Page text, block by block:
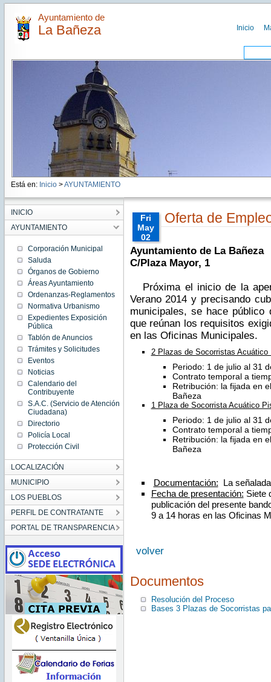
Ayuntamiento de
La Bañeza Inicio
Está en: Inicio >AYUNTAMIENTO
INICIO
AYUNTAMIENTO
Corporación Municipal
Saluda
Órganos de Gobierno
Áreas Ayuntamiento
Ordenanzas-Reglamentos
Normativa Urbanismo
Expedientes Exposición
Pública
Tablón de Anuncios
Trámites y Solicitudes
Eventos
Noticias
Calendario del
Contribuyente
S.A.C. (Servicio de Atención
Ciudadana)
Directorio
Policía Local
Protección Civil
LOCALIZACIÓN
MUNICIPIO
LOS PUEBLOS
PERFIL DE CONTRATANTE
PORTAL DE TRANSPARENCIA
Fri
May
02
00:00:00
CEST
2014
02
00:00:00
CEST
2014
Fri May
00:00:00
CEST
2014
Oferta de
Ayuntamiento de La Bañeza
C/Plaza Mayor, 1
Próxima el inicio de la
Verano 2014 y precisando
municipales, se hace público
que reúnan los requisitos
en las Oficinas Municipales.
2 Plazas de Socorristas Acuático
Periodo: 1 de julio al 31
Contrato temporal a
Retribución: la fijada en
Bañeza
1 Plaza de Socorrista Acuático
Periodo: 1 de julio al 31
Contrato temporal a
Retribución: la fijada en
Bañeza
Documentación: La
Fecha de presentación: Siete
publicación del presente
9 a 14 horas en las Oficinas
volver
Documentos
Resolución del Proceso
Bases 3 Plazas de Socorristas